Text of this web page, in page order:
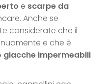
e scarpe da
Anche se
considerate che il
e che è
giacche impermeabili